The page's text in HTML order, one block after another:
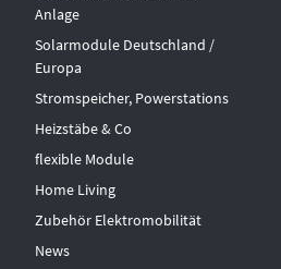
Anlage
Solarmodule Deutschland /
Europa
Stromspeicher, Powerstations
Heizstäbe & Co
flexible Module
Home Living
Zubehör Elektromobilität
News